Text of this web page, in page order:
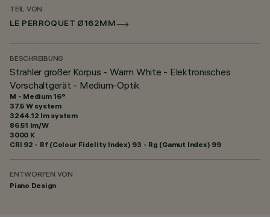
TEIL VON
LE PERROQUET Ø162MM
BESCHREIBUNG
Strahler großer Korpus - Warm White - Elektronisches
Vorschaltgerät - Medium-Optik
M - Medium 16°
37.5 W system
3244.12 lm system
86.51 lm/W
3000 K
CRI 92 - Rf (Colour Fidelity Index) 93 - Rg (Gamut Index) 99
ENTWORFEN VON
Piano Design